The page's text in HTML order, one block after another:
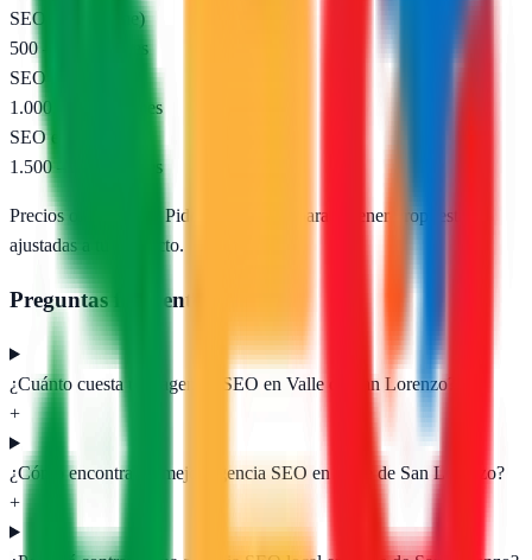
SEO local (pyme)
500 – 1.000 €/mes
SEO nacional
1.000 – 2.500 €/mes
SEO e-commerce
1.500 – 5.000 €/mes
Precios orientativos. Pide presupuesto para obtener propuestas
ajustadas a tu proyecto.
Preguntas frecuentes
¿Cuánto cuesta una agencia SEO en Valle de San Lorenzo?
+
¿Cómo encontrar la mejor agencia SEO en Valle de San Lorenzo?
+